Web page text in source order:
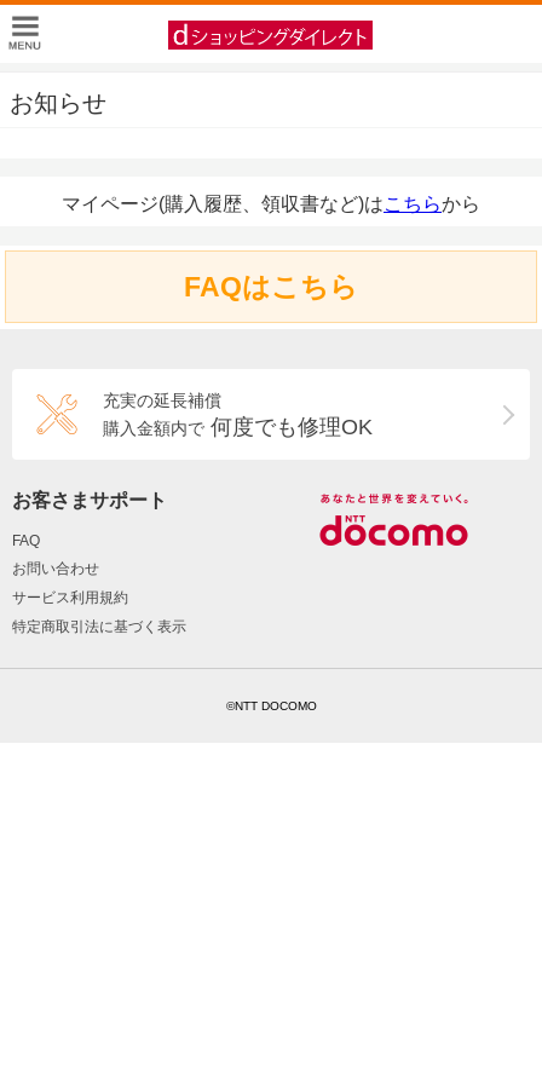
お知らせ
マイページ(購入履歴、領収書など)はこちらから
FAQはこちら
充実の延長補償
購入金額内で 何度でも修理OK
お客さまサポート
FAQ
お問い合わせ
サービス利用規約
特定商取引法に基づく表示
©NTT DOCOMO